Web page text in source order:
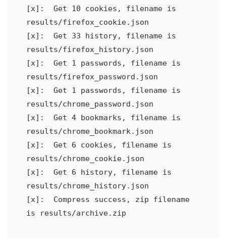
[x]:  Get 10 cookies, filename is
results/firefox_cookie.json
[x]:  Get 33 history, filename is
results/firefox_history.json
[x]:  Get 1 passwords, filename is
results/firefox_password.json
[x]:  Get 1 passwords, filename is
results/chrome_password.json
[x]:  Get 4 bookmarks, filename is
results/chrome_bookmark.json
[x]:  Get 6 cookies, filename is
results/chrome_cookie.json
[x]:  Get 6 history, filename is
results/chrome_history.json
[x]:  Compress success, zip filename
is results/archive.zip